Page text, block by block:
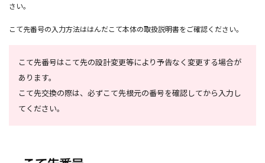
さい。
こて先番号の入力方法ははんだこて本体の取扱説明書をご確認ください。
こて先番号はこて先の設計変更等により予告なく変更する場合が
あります。
こて先交換の際は、必ずこて先根元の番号を確認してから入力し
てください。